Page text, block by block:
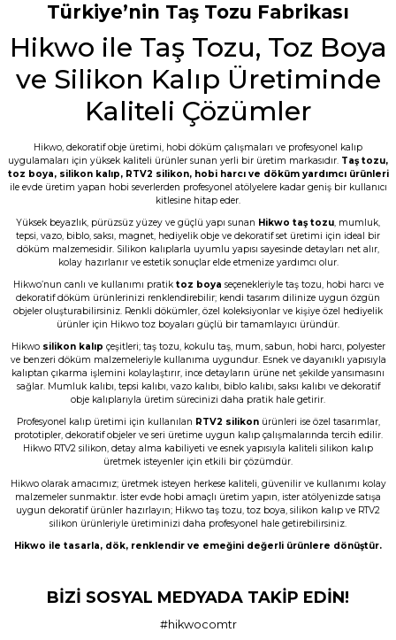
tozunun kalitesi nasıl çıkacak???
E... M... | 18/07/2026
Öncelikle ürünü çok beğendim. Sipariş ve
ile bilgilendirme geldi. Kargo ďa çabuk
ulaştı. Tozların 5 er kilo paketlenmesi çok
G... D... | 19/06/2026
Taş tozu çok iyi kusursuz ürün elde
ediliyor sevkiyat hızlı
B... A... | 03/06/2026
Memnun kaldım, Ürün gerçekten harika
N... E... | 01/06/2026
Çok başarılı gerçekten.
N... E... | 01/06/2026
Ürün çok güzel hediye için teşekkür
ederim
Firmanın hizmet ve iletişiminden
memnunum
A... G... | 21/04/2026
Taş tozu rengi ve dokusu çok güzel ,
Türkiye’nin Taş Tozu Fabrikası
Hikwo ile Taş Tozu, Toz Boya
ve Silikon Kalıp Üretiminde
Kaliteli Çözümler
Hikwo, dekoratif obje üretimi, hobi döküm çalışmaları ve profesyonel kalıp
uygulamaları için yüksek kaliteli ürünler sunan yerli bir üretim markasıdır. Taş tozu,
toz boya, silikon kalıp, RTV2 silikon, hobi harcı ve döküm yardımcı ürünleri
ile evde üretim yapan hobi severlerden profesyonel atölyelere kadar geniş bir kullanıcı
kitlesine hitap eder.
Yüksek beyazlık, pürüzsüz yüzey ve güçlü yapı sunan Hikwo taş tozu, mumluk,
tepsi, vazo, biblo, saksı, magnet, hediyelik obje ve dekoratif set üretimi için ideal bir
döküm malzemesidir. Silikon kalıplarla uyumlu yapısı sayesinde detayları net alır,
kolay hazırlanır ve estetik sonuçlar elde etmenize yardımcı olur.
Hikwo’nun canlı ve kullanımı pratik toz boya seçenekleriyle taş tozu, hobi harcı ve
dekoratif döküm ürünlerinizi renklendirebilir; kendi tasarım dilinize uygun özgün
objeler oluşturabilirsiniz. Renkli dökümler, özel koleksiyonlar ve kişiye özel hediyelik
ürünler için Hikwo toz boyaları güçlü bir tamamlayıcı üründür.
Hikwo silikon kalıp çeşitleri; taş tozu, kokulu taş, mum, sabun, hobi harcı, polyester
ve benzeri döküm malzemeleriyle kullanıma uygundur. Esnek ve dayanıklı yapısıyla
kalıptan çıkarma işlemini kolaylaştırır, ince detayların ürüne net şekilde yansımasını
sağlar. Mumluk kalıbı, tepsi kalıbı, vazo kalıbı, biblo kalıbı, saksı kalıbı ve dekoratif
obje kalıplarıyla üretim sürecinizi daha pratik hale getirir.
Profesyonel kalıp üretimi için kullanılan RTV2 silikonürünleri ise özel tasarımlar,
prototipler, dekoratif objeler ve seri üretime uygun kalıp çalışmalarında tercih edilir.
Hikwo RTV2 silikon, detay alma kabiliyeti ve esnek yapısıyla kaliteli silikon kalıp
üretmek isteyenler için etkili bir çözümdür.
Hikwo olarak amacımız; üretmek isteyen herkese kaliteli, güvenilir ve kullanımı kolay
malzemeler sunmaktır. İster evde hobi amaçlı üretim yapın, ister atölyenizde satışa
uygun dekoratif ürünler hazırlayın; Hikwo taş tozu, toz boya, silikon kalıp ve RTV2
silikon ürünleriyle üretiminizi daha profesyonel hale getirebilirsiniz.
Hikwo ile tasarla, dök, renklendir ve emeğini değerli ürünlere dönüştür.
BİZİ SOSYAL MEDYADA TAKİP EDİN!
#hikwocomtr